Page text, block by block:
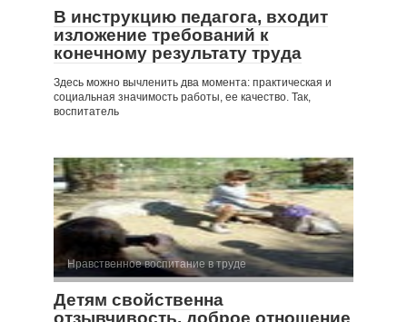
В инструкцию педагога, входит
изложение требований к
конечному результату труда
Здесь можно вычленить два момента: практическая и
социальная значимость работы, ее качество. Так,
воспитатель
Нравственное воспитание в труде
Детям свойственна
отзывчивость, доброе отношение